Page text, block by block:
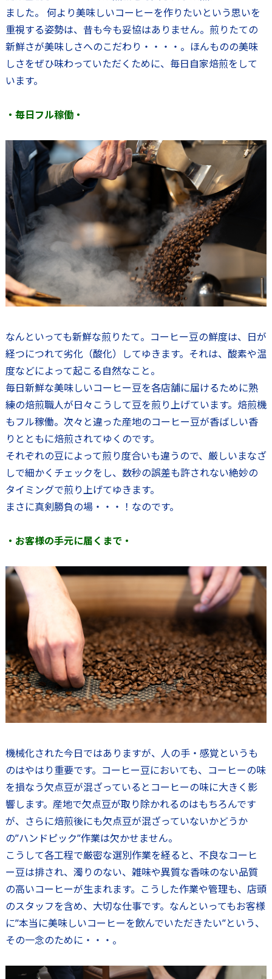
ました。 何より美味しいコーヒーを作りたいという思いを
重視する姿勢は、昔も今も妥協はありません。煎りたての
新鮮さが美味しさへのこだわり・・・・。ほんものの美味
しさをぜひ味わっていただくために、毎日自家焙煎をして
います。
・毎日フル稼働・
なんといっても新鮮な煎りたて。コーヒー豆の鮮度は、日が
経つにつれて劣化（酸化）してゆきます。それは、酸素や温
度などによって起こる自然なこと。
毎日新鮮な美味しいコーヒー豆を各店舗に届けるために熟
練の焙煎職人が日々こうして豆を煎り上げています。焙煎機
もフル稼働。次々と違った産地のコーヒー豆が香ばしい香
りとともに焙煎されてゆくのです。
それぞれの豆によって煎り度合いも違うので、厳しいまなざ
しで細かくチェックをし、数秒の誤差も許されない絶妙の
タイミングで煎り上げてゆきます。
まさに真剣勝負の場・・・！なのです。
・お客様の手元に届くまで・
機械化された今日ではありますが、人の手・感覚というも
のはやはり重要です。コーヒー豆においても、コーヒーの味
を損なう欠点豆が混ざっているとコーヒーの味に大きく影
響します。産地で欠点豆が取り除かれるのはもちろんです
が、さらに焙煎後にも欠点豆が混ざっていないかどうか
の”ハンドピック”作業は欠かせません。
こうして各工程で厳密な選別作業を経ると、不良なコーヒ
ー豆は排され、濁りのない、雑味や異質な香味のない品質
の高いコーヒーが生まれます。こうした作業や管理も、店頭
のスタッフを含め、大切な仕事です。なんといってもお客様
に”本当に美味しいコーヒーを飲んでいただきたい”という、
その一念のために・・・。